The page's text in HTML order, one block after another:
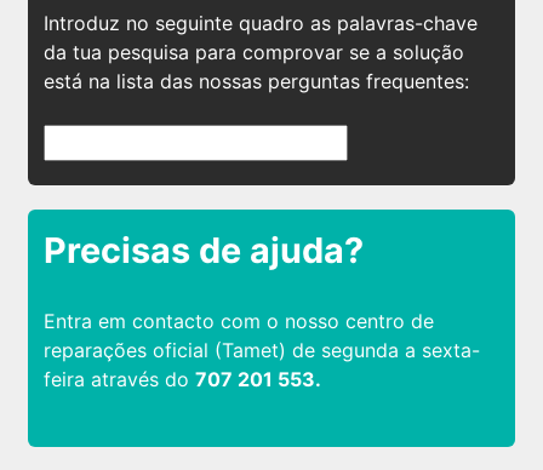
Introduz no seguinte quadro as palavras-chave
da tua pesquisa para comprovar se a solução
está na lista das nossas perguntas frequentes:
Precisas de ajuda?
Entra em contacto com o nosso centro de
reparações oficial (Tamet) de segunda a sexta-
feira através do 707 201 553.